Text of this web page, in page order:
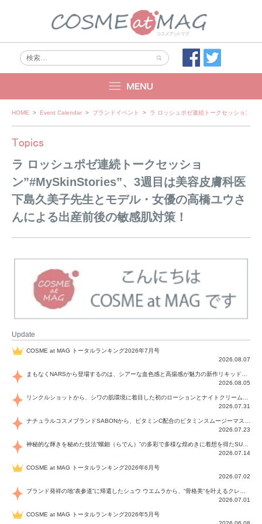
Skip
HOME > Event Calendar > ブランドイベント > ラ ロッシュポゼ連続トークセッション
ラ ロッシュポゼ連続トークセッショ
ン”#MySkinStories”、3週目は美容皮膚科医
下島久美子先生とモデル・女優の高橋ユウさ
んによる出産前後の敏感肌対策！
Update
COSME at MAG トータルランキング2026年7月号
2026.08.07
まもなくNARSから登場するのは、シアーな血色感と高揚感が魅力の新作リキッドブラッシュ「インセイシャブル リキッドブラッシュ」と、ゴールデンアワーに染まる空にインスピレーションを得た「アフターグロー リップシャイン」の新色！夏をハックして！
2026.08.05
リンクルショットから、シワの肌環境に着目した初のローションとナイトクリームが登場！デイリーケアで、シワ特有の肌環境を改善し、シワが目立たない肌へと導きます。
2026.07.31
ナチュラルコスメブランドSABONから、ビタミンC配合のビタミンスムージーマスク「ラディアンスマスク」と、ペパーミントにオーガニックハーブを凝縮したジェルの涼感トリートメント美容液「スカルプセラム リフレッシング」が登場！日々のデイリーケアで、過酷な猛暑で疲れた肌や頭皮をサポート、心地よくリフレッシュし、優しく肌を整えます。
2026.07.23
神秘的な輝きを秘めた技法“螺鈿（らでん）”の多彩で多様な煌めきに着想を得たSUQQUの2026 秋 カラーコレクションから登場するのは、艶然と輝くアイシャドウや偏光パールを配したフェイスカラー、繊細なパールの煌めくネイル、そしてそれらを際立てる“朧げな艶”を秘めた新リクイドリップ「ブラー リクイド リップ」。強さを秘めたまろやかな洗練の表情に。
2026.07.14
COSME at MAG トータルランキング2026年6月号
2026.07.02
ブランド発祥の地“表参道”に帰還したシュウ ウエムラから、“骨格美“を叶えるクレヨンタイプのフェイスカラー「スカルプト クレヨン」と、ブランド初のリノベーションで進化した名品アイブロウ「ハード フォーミュラ ハード 10」が登場！
2026.07.01
COSME at MAG トータルランキング2026年5月号